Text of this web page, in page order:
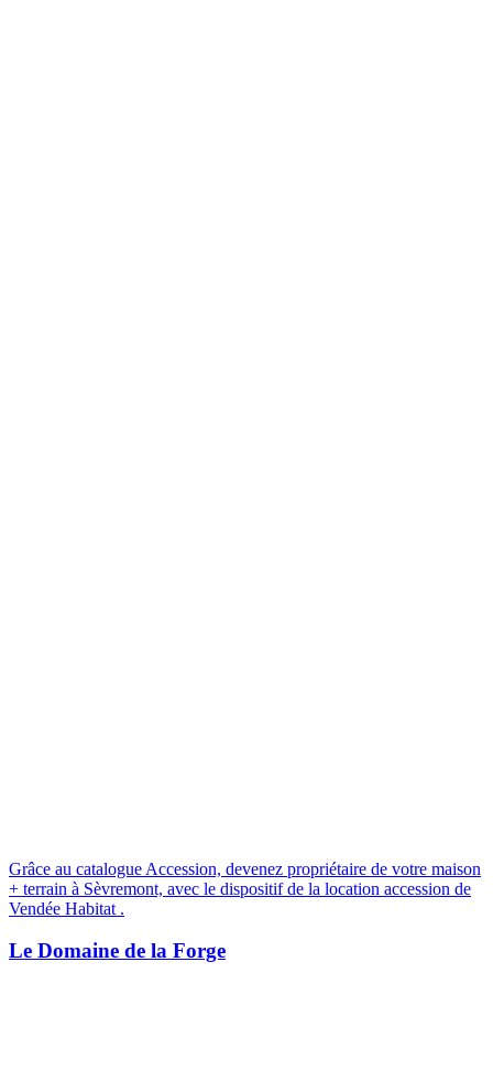
Grâce au catalogue Accession, devenez propriétaire de votre maison
+ terrain à Sèvremont, avec le dispositif de la location accession de
Vendée Habitat .
Le Domaine de la Forge